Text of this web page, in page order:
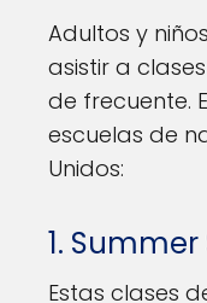
Adultos y
asistir a
de frecuente.
escuelas de
Unidos:
1.
Estas clases